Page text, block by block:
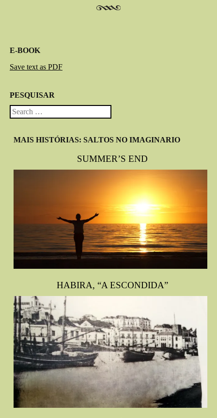
E-BOOK
Save text as PDF
PESQUISAR
Search
MAIS HISTÓRIAS: SALTOS NO IMAGINARIO
SUMMER’S END
HABIRA, “A ESCONDIDA”